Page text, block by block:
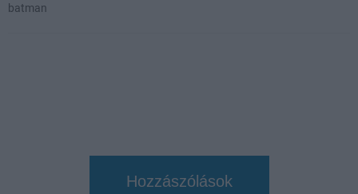
batman
Hozzászólások